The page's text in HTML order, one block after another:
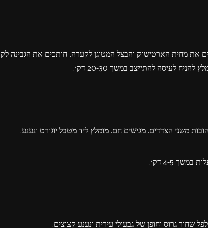
מחית הארטישוק והבצל המטוגן לקערה. חותכים את הגבינה
לעיסה להתייצב במשך 20-30 דק׳.
משני הצדדים. מגישים חם. מומלץ ליד מטבל יוגורט ונענע.